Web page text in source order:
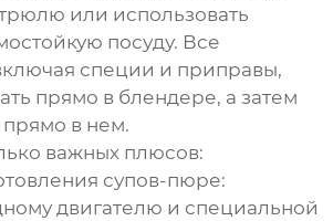
или использовать
посуду. Все
специи и приправы,
прямо в блендере, а затем
в нем.
важных плюсов:
супов-пюре:
двигателю и специальной